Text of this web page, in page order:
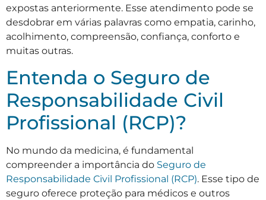
expostas anteriormente. Esse atendimento pode se
desdobrar em várias palavras como empatia, carinho,
acolhimento, compreensão, confiança, conforto e
muitas outras.
Entenda o Seguro de
Responsabilidade Civil
Profissional (RCP)?
No mundo da medicina, é fundamental
compreender a importância do Seguro de
Responsabilidade Civil Profissional (RCP). Esse tipo de
seguro oferece proteção para médicos e outros